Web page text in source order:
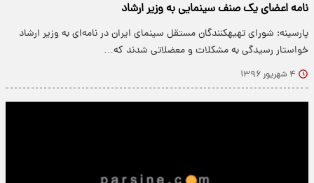
نامه اعضای یک صنف سینمایی به وزیر ارشاد
پارسینه: شورای تهیه‎کنندگان مستقل سینمای ایران در نامه‌ای به وزیر ارشاد
خواستار رسیدگی به مشکلات و معضلاتی شدند که…
۴ شهریور ۱۳۹۶